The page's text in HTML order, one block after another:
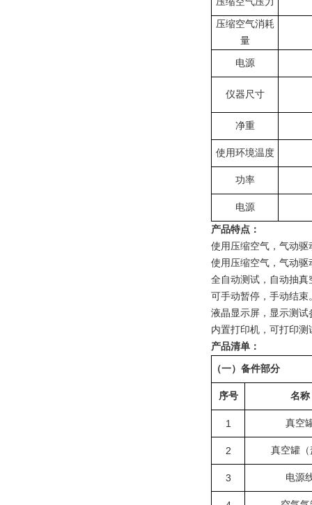
压缩空气消耗
量
电源
仪器尺寸
净重
使用环境温度
功率
电源
产品特点：
使用压缩空气，气动驱
使用压缩空气，气动驱
全自动测试，自动抽
可手动暂停，手动结束
液晶显示屏，显示测试
内置打印机，可打印
产品清单：
（一）备件部分
序号 名称
1 真空
2 真空罐（
3 电源